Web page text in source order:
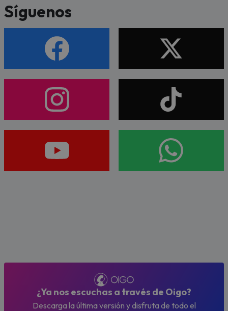
Síguenos
¿Ya nos escuchas a través de Oigo?
Descarga la última versión y disfruta de todo el